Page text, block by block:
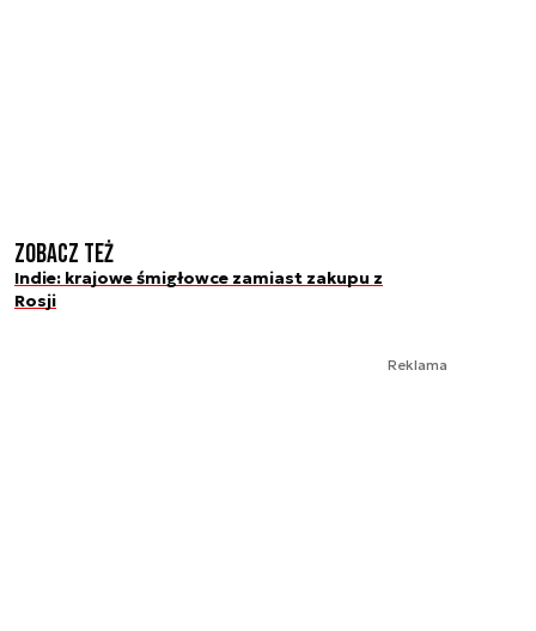
Zobacz też
Indie: krajowe śmigłowce zamiast zakupu z
Rosji
Reklama